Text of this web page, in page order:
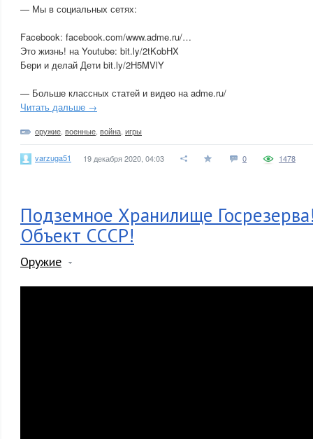
— Мы в социальных сетях:
Facebook: facebook.com/www.adme.ru/…
Это жизнь! на Youtube: bit.ly/2tKobHX
Бери и делай Дети bit.ly/2H5MVlY
— Больше классных статей и видео на adme.ru/
Читать дальше →
оружие военные война игры
varzuga51 19 декабря 2020, 04:03 0 1478
Подземное Хранилище
Объект СССР!
Оружие